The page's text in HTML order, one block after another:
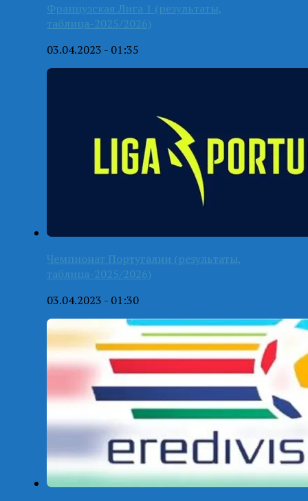
Французская Лига 1 (результаты,
таблица-2025/2026)
03.04.2023 - 01:35
Чемпионат Португалии (результаты,
таблица-2025/2026)
03.04.2023 - 01:30